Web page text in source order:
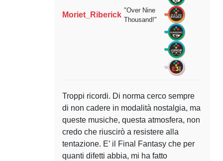
Moriet_Riberick
"Over Nine
Thousand!"
Troppi ricordi. Di norma cerco sempre
di non cadere in modalità nostalgia, ma
queste musiche, questa atmosfera, non
credo che riuscirò a resistere alla
tentazione. E’ il Final Fantasy che per
quanti difetti abbia, mi ha fatto